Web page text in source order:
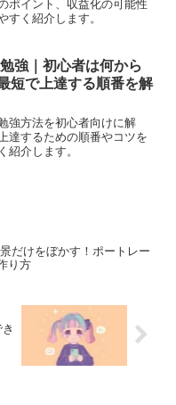
ポイント、収益化の可能性
すく紹介します。
強｜初心者は何から
短で上達する順番を解
強方法を初心者向けに解
達するための順番やコツを
紹介します。
だけをぼかす！ポートレー
り方